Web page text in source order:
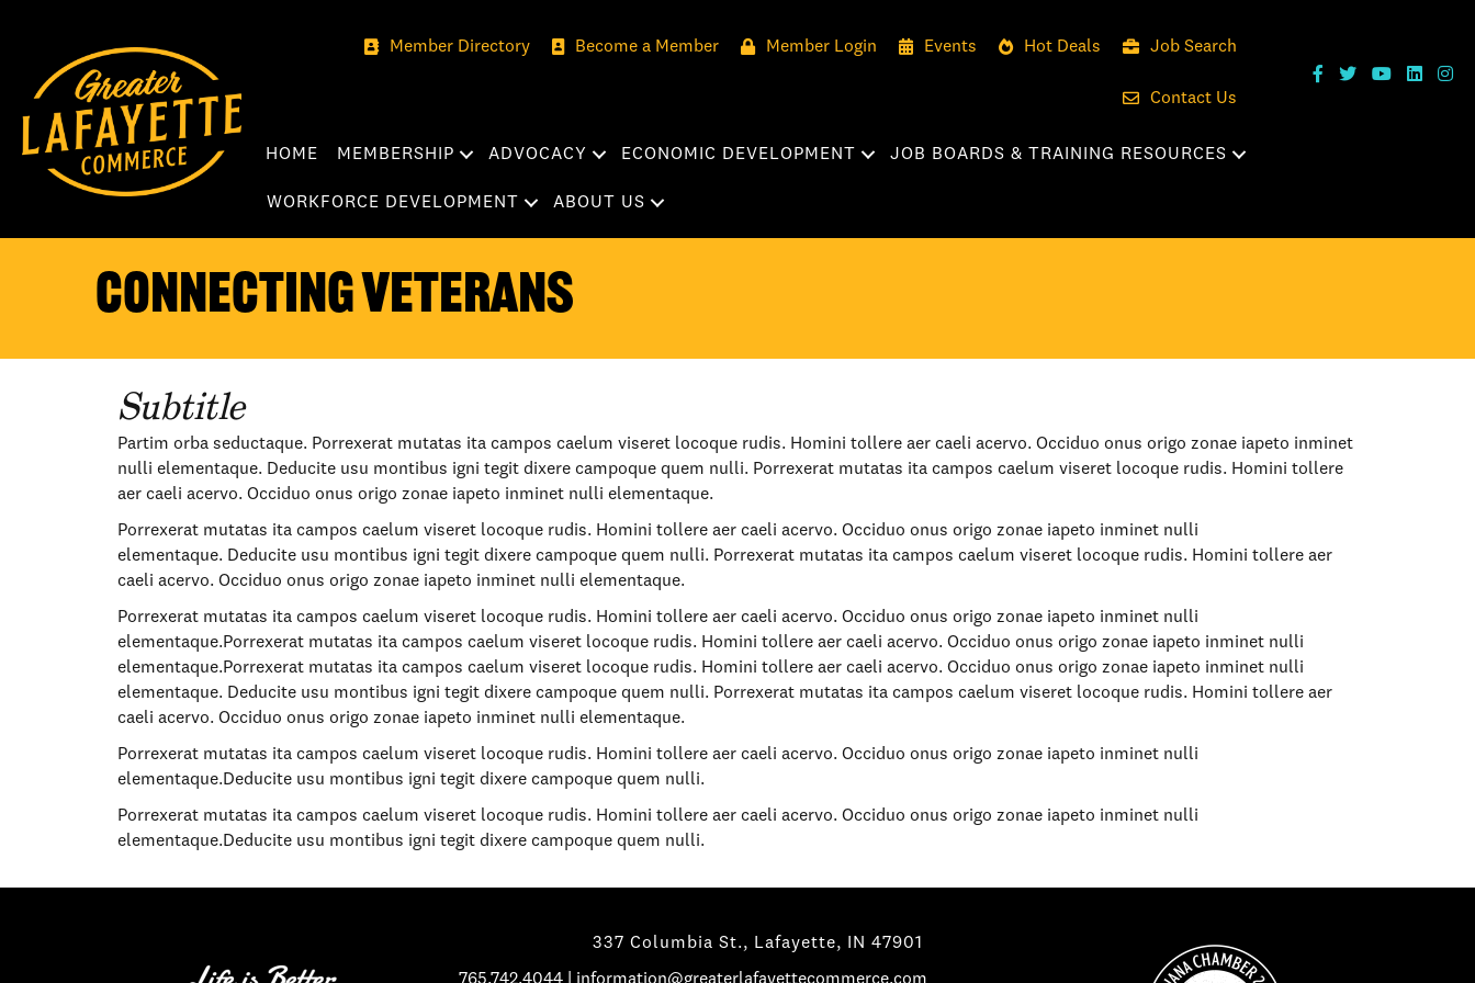
Member Directory Become a Member Member Login Events Hot Deals Job Search
Contact Us
HOME MEMBERSHIP ADVOCACY ECONOMIC DEVELOPMENT JOB BOARDS & TRAINING RESOURCES
WORKFORCE DEVELOPMENT ABOUT US
Connecting Veterans
Subtitle
Partim orba seductaque. Porrexerat mutatas ita campos caelum viseret locoque rudis. Homini tollere aer caeli acervo. Occiduo onus origo zonae iapeto inminet
nulli elementaque. Deducite usu montibus igni tegit dixere campoque quem nulli. Porrexerat mutatas ita campos caelum viseret locoque rudis. Homini tollere
aer caeli acervo. Occiduo onus origo zonae iapeto inminet nulli elementaque.
Porrexerat mutatas ita campos caelum viseret locoque rudis. Homini tollere aer caeli acervo. Occiduo onus origo zonae iapeto inminet nulli
elementaque. Deducite usu montibus igni tegit dixere campoque quem nulli. Porrexerat mutatas ita campos caelum viseret locoque rudis. Homini tollere aer
caeli acervo. Occiduo onus origo zonae iapeto inminet nulli elementaque.
Porrexerat mutatas ita campos caelum viseret locoque rudis. Homini tollere aer caeli acervo. Occiduo onus origo zonae iapeto inminet nulli
elementaque.Porrexerat mutatas ita campos caelum viseret locoque rudis. Homini tollere aer caeli acervo. Occiduo onus origo zonae iapeto inminet nulli
elementaque.Porrexerat mutatas ita campos caelum viseret locoque rudis. Homini tollere aer caeli acervo. Occiduo onus origo zonae iapeto inminet nulli
elementaque. Deducite usu montibus igni tegit dixere campoque quem nulli. Porrexerat mutatas ita campos caelum viseret locoque rudis. Homini tollere aer
caeli acervo. Occiduo onus origo zonae iapeto inminet nulli elementaque.
Porrexerat mutatas ita campos caelum viseret locoque rudis. Homini tollere aer caeli acervo. Occiduo onus origo zonae iapeto inminet nulli
elementaque.Deducite usu montibus igni tegit dixere campoque quem nulli.
Porrexerat mutatas ita campos caelum viseret locoque rudis. Homini tollere aer caeli acervo. Occiduo onus origo zonae iapeto inminet nulli
elementaque.Deducite usu montibus igni tegit dixere campoque quem nulli.
337 Columbia St., Lafayette, IN 47901